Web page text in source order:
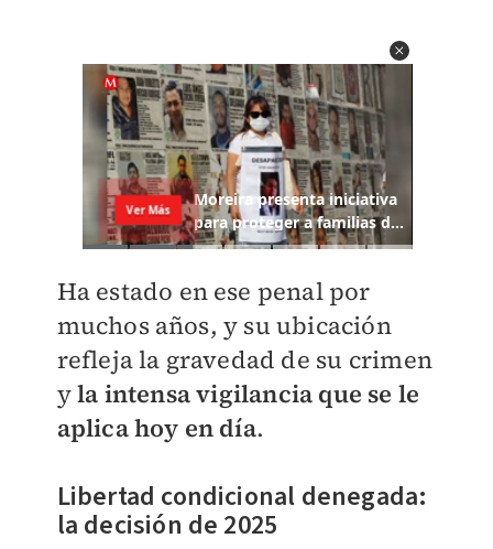
Ha estado en ese penal por
muchos años, y su ubicación
refleja la gravedad de su crimen
yla intensa vigilancia que se le
aplica hoy en día.
Libertad condicional denegada:
la decisión de 2025